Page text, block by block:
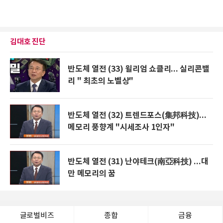
김대호 진단
반도체 열전 (33) 윌리엄 쇼클리... 실리콘밸
리 " 최초의 노벨상"
반도체 열전 (32) 트렌드포스(集邦科技)...
메모리 풍향계 "시세조사 1인자"
반도체 열전 (31) 난야테크(南亞科技) ...대
만 메모리의 꿈
글로벌비즈 종합 금융